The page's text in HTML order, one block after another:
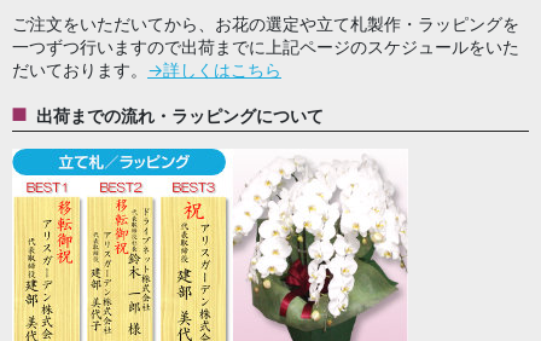
ご注文をいただいてから、お花の選定や立て札製作・ラッピングを
一つずつ行いますので出荷までに上記ページのスケジュールをいた
だいております。 →詳しくはこちら
出荷までの流れ・ラッピングについて